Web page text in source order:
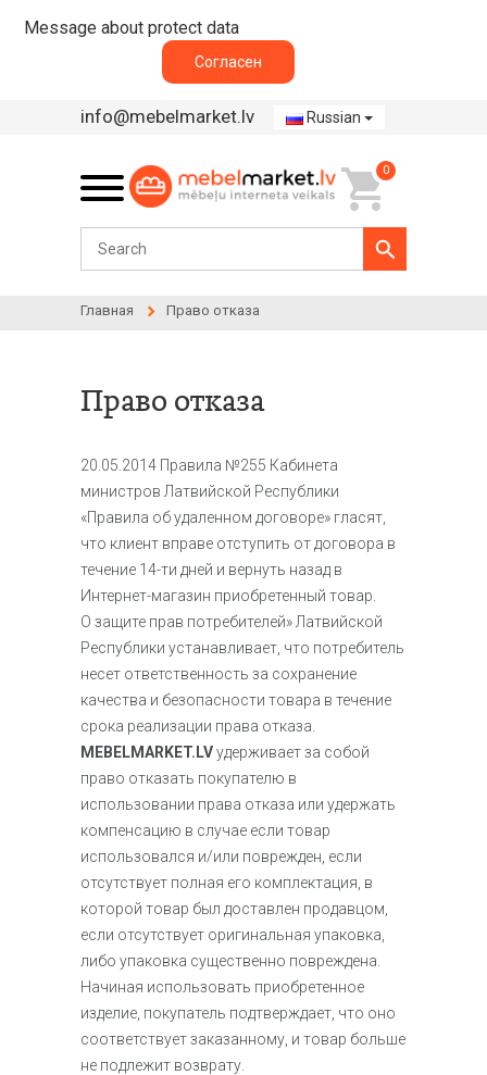
Message about protect data
Согласен
info@mebelmarket.lv Russian
0
Главная Право отказа
Право отказа
20.05.2014 Правила №255 Кабинета
министров Латвийской Республики
«Правила об удаленном договоре» гласят,
что клиент вправе отступить от договора в
течение 14-ти дней и вернуть назад в
Интернет-магазин приобретенный товар.
О защите прав потребителей» Латвийской
Республики устанавливает, что потребитель
несет ответственность за сохранение
качества и безопасности товара в течение
срока реализации права отказа.
MEBELMARKET.LVудерживает за собой
право отказать покупателю в
использовании права отказа или удержать
компенсацию в случае если товар
использовался и/или поврежден, если
отсутствует полная его комплектация, в
которой товар был доставлен продавцом,
если отсутствует оригинальная упаковка,
либо упаковка существенно повреждена.
Начиная использовать приобретенное
изделие, покупатель подтверждает, что оно
соответствует заказанному, и товар больше
не подлежит возврату.